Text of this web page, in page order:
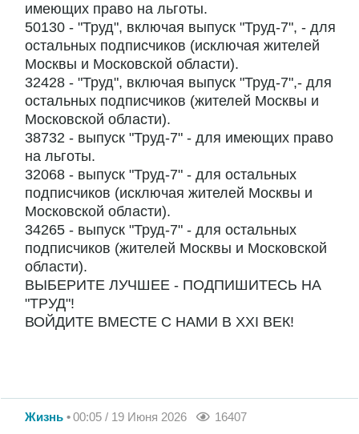
имеющих право на льготы.
50130 - "Труд", включая выпуск "Труд-7", - для
остальных подписчиков (исключая жителей
Москвы и Московской области).
32428 - "Труд", включая выпуск "Труд-7",- для
остальных подписчиков (жителей Москвы и
Московской области).
38732 - выпуск "Труд-7" - для имеющих право
на льготы.
32068 - выпуск "Труд-7" - для остальных
подписчиков (исключая жителей Москвы и
Московской области).
34265 - выпуск "Труд-7" - для остальных
подписчиков (жителей Москвы и Московской
области).
ВЫБЕРИТЕ ЛУЧШЕЕ - ПОДПИШИТЕСЬ НА
"ТРУД"!
ВОЙДИТЕ ВМЕСТЕ С НАМИ В ХХI ВЕК!
Жизнь 00:05 / 19 Июня 2026 16407